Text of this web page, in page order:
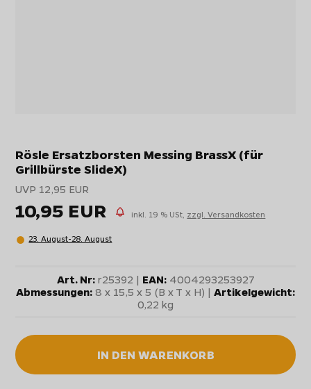
Rösle Ersatzborsten Messing BrassX (für
Grillbürste SlideX)
UVP 12,95 EUR
10,95 EUR inkl. 19 % USt, zzgl. Versandkosten
23. August-28. August
Art. Nr:r25392 | EAN:4004293253927
Abmessungen: 8 x 15,5 x 5 (B x T x H) | Artikelgewicht:
0,22 kg
IN DEN WARENKORB